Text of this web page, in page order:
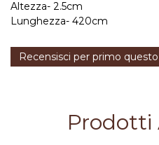
Altezza- 2.5cm
Lunghezza- 420cm
Recensisci per primo
Prodotti